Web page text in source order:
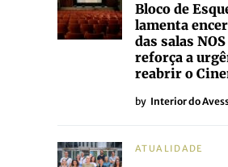
Bloco de
lamenta
das salas
reforça a
reabrir o
by Interior do
ATUALIDADE